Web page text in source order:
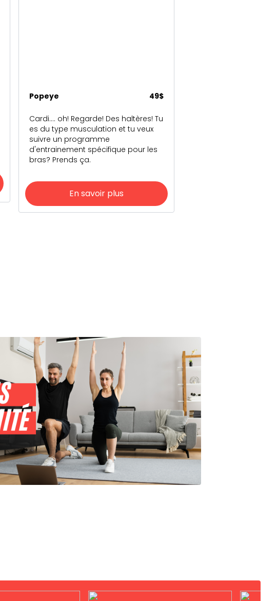
Popeye 49$
Cardi.... oh! Regarde! Des haltères! Tu
es du type musculation et tu veux
suivre un programme
d'entrainement spécifique pour les
bras? Prends ça.
En savoir plus